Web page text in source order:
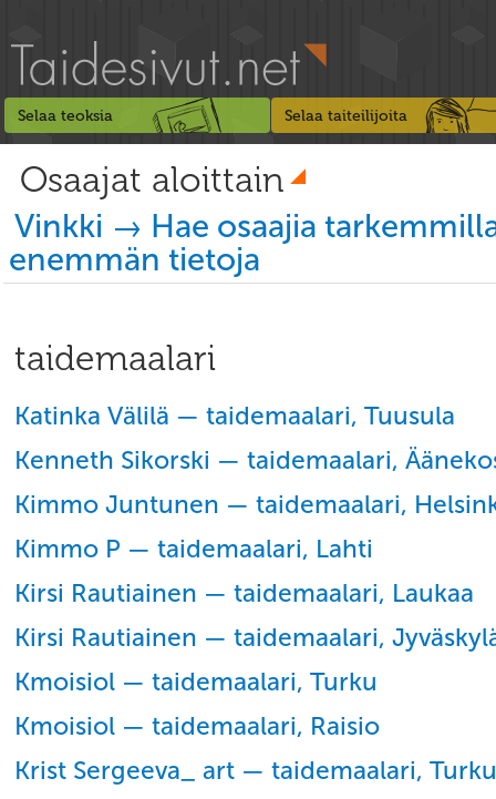
Selaa teoksia Selaa taiteilijoita
Osaajat aloittain
Vinkki → Hae osaajia
enemmän tietoja
taidemaalari
Katinka Välilä — taidemaalari, Tuusula
Kenneth Sikorski — taidemaalari,
Kimmo Juntunen — taidemaalari,
Kimmo P — taidemaalari, Lahti
Kirsi Rautiainen — taidemaalari, Laukaa
Kirsi Rautiainen — taidemaalari,
Kmoisiol — taidemaalari, Turku
Kmoisiol — taidemaalari, Raisio
Krist Sergeeva_ art — taidemaalari, Turku